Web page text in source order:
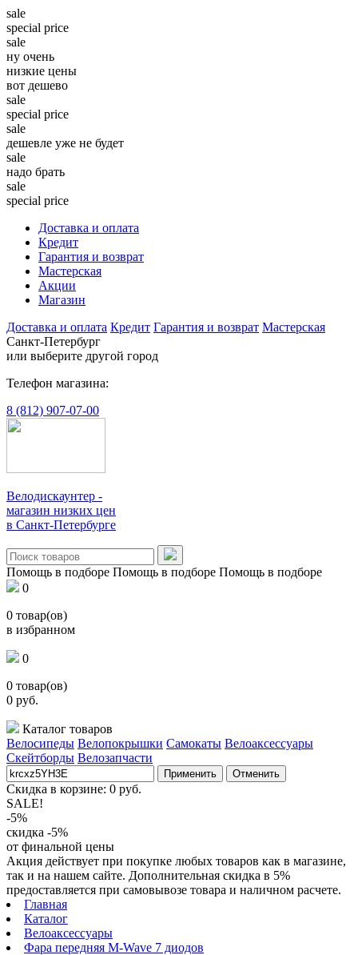
sale
special price
sale
ну очень
низкие цены
вот дешево
sale
special price
sale
дешевле уже не будет
sale
надо брать
sale
special price
Доставка и оплата
Кредит
Гарантия и возврат
Мастерская
Акции
Магазин
Доставка и оплата Кредит Гарантия и возврат Мастерская
Санкт-Петербург
или выберите другой город
Телефон магазина:
8 (812) 907-07-00
Велодискаунтер -
магазин низких цен
в Санкт-Петербурге
Помощь в подборе Помощь в подборе Помощь в подборе
0
0 товар(ов)
в избранном
0
0 товар(ов)
0 руб.
Каталог товаров
Велосипеды Велопокрышки Самокаты Велоаксессуары
Скейтборды Велозапчасти
Применить Отменить
Скидка в корзине: 0 руб.
SALE!
-5%
скидка -5%
от финальной цены
Акция действует при покупке любых товаров как в магазине,
так и на нашем сайте. Дополнительная скидка в 5%
предоставляется при самовывозе товара и наличном расчете.
Главная
Каталог
Велоаксессуары
Фара передняя M-Wave 7 диодов